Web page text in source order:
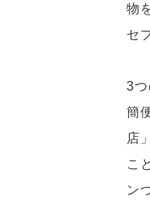
物
セ
3
簡
店
こ
ン